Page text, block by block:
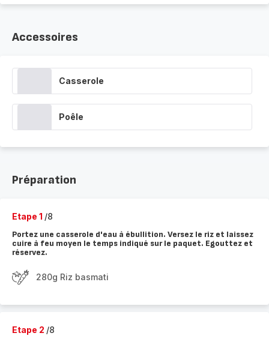
Accessoires
Casserole
Poêle
Préparation
Etape 1 /8
Portez une casserole d'eau à ébullition. Versez le riz et laissez
cuire à feu moyen le temps indiqué sur le paquet. Egouttez et
réservez.
280g Riz basmati
Etape 2 /8